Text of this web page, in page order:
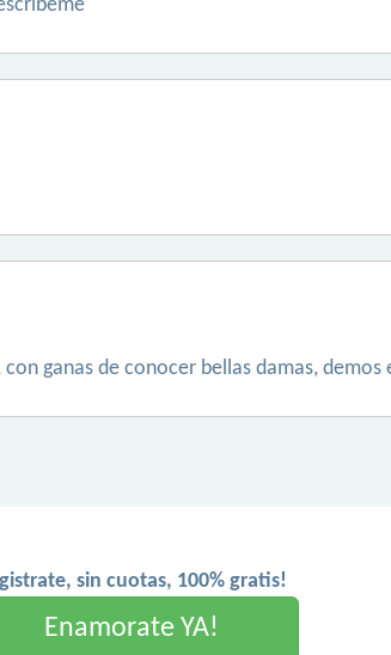
ganas de conocer bellas damas,
sin cuotas, 100% gratis!
Enamorate YA!